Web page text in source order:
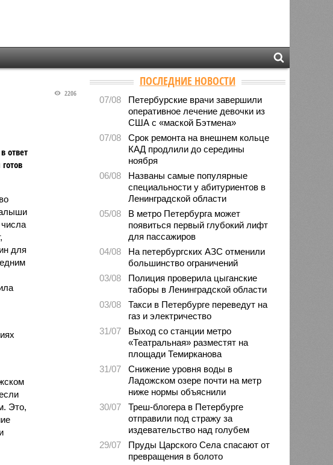
2206
ответ
для
Это,
ПОСЛЕДНИЕ НОВОСТИ
07/08
Петербурские врачи завершили
оперативное лечение девочки из
США с «маской Бэтмена»
07/08
Срок ремонта на внешнем кольце
КАД продлили до середины
ноября
06/08
Названы самые популярные
специальности у абитуриентов в
Ленинградской области
05/08
В метро Петербурга может
появиться первый глубокий лифт
для пассажиров
04/08
На петербургских АЗС отменили
большинство ограничений
03/08
Полиция проверила цыганские
таборы в Ленинградской области
03/08
Такси в Петербурге переведут на
газ и электричество
31/07
Выход со станции метро
«Театральная» разместят на
площади Темирканова
31/07
Снижение уровня воды в
Ладожском озере почти на метр
ниже нормы объяснили
30/07
Треш-блогера в Петербурге
отправили под стражу за
издевательство над голубем
29/07
Пруды Царского Села спасают от
превращения в болото